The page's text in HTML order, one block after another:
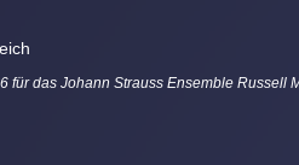
für das Johann Strauss Ensemble Russell